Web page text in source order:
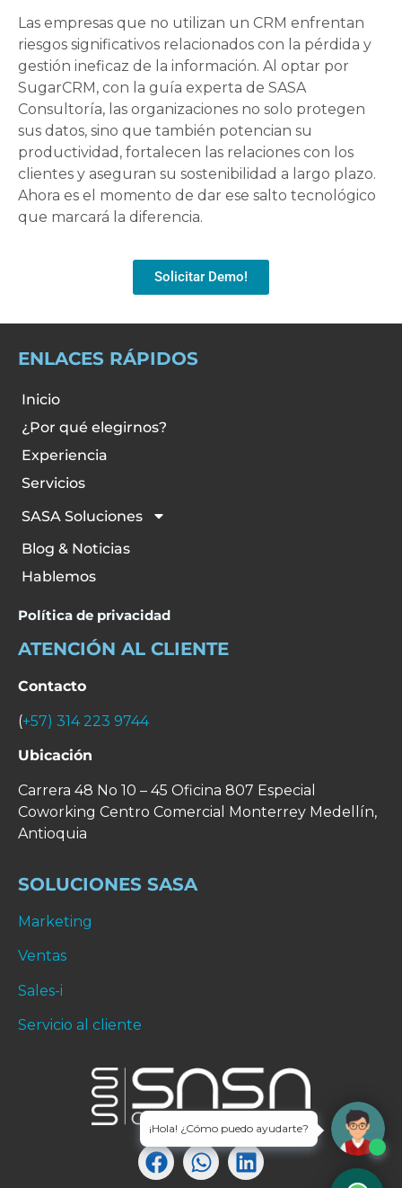
Las empresas que no utilizan un CRM enfrentan
riesgos significativos relacionados con la pérdida y
gestión ineficaz de la información. Al optar por
SugarCRM, con la guía experta de SASA
Consultoría, las organizaciones no solo protegen
sus datos, sino que también potencian su
productividad, fortalecen las relaciones con los
clientes y aseguran su sostenibilidad a largo plazo.
Ahora es el momento de dar ese salto tecnológico
que marcará la diferencia.
Solicitar Demo!
ENLACES RÁPIDOS
Inicio
¿Por qué elegirnos?
Experiencia
Servicios
SASA Soluciones
Blog & Noticias
Hablemos
Política de privacidad
ATENCIÓN AL CLIENTE
Contacto
(+57) 314 223 9744
Ubicación
Carrera 48 No 10 – 45 Oficina 807 Especial
Coworking Centro Comercial Monterrey Medellín,
Antioquia
SOLUCIONES SASA
Marketing
Ventas
Sales-i
Servicio al cliente
¡Hola! ¿Cómo puedo ayudarte?